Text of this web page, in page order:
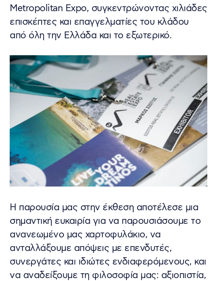
Metropolitan Expo, συγκεντρώνοντας χιλιάδες
επισκέπτες και επαγγελματίες του κλάδου
από όλη την Ελλάδα και το εξωτερικό.
Η παρουσία μας στην έκθεση αποτέλεσε μια
σημαντική ευκαιρία για να παρουσιάσουμε το
ανανεωμένο μας χαρτοφυλάκιο, να
ανταλλάξουμε απόψεις με επενδυτές,
συνεργάτες και ιδιώτες ενδιαφερόμενους, και
να αναδείξουμε τη φιλοσοφία μας: αξιοπιστία,